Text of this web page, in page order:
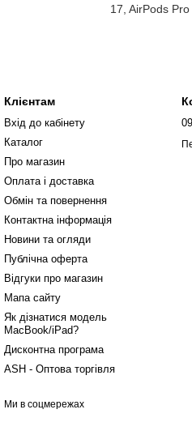
17, AirPods Pro
Клієнтам
Вхід до кабінету
Каталог
Про магазин
Оплата і доставка
Обмін та повернення
Контактна інформація
Новини та огляди
Публічна оферта
Відгуки про магазин
Мапа сайту
Як дізнатися модель
MacBook/iPad?
Дисконтна програма
ASH - Оптова торгівля
Ми в соцмережах